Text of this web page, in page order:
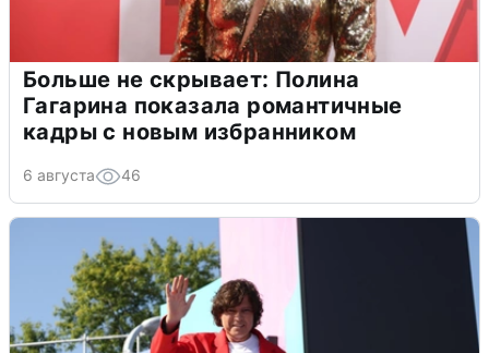
Больше не скрывает: Полина
Гагарина показала романтичные
кадры с новым избранником
6 августа 46